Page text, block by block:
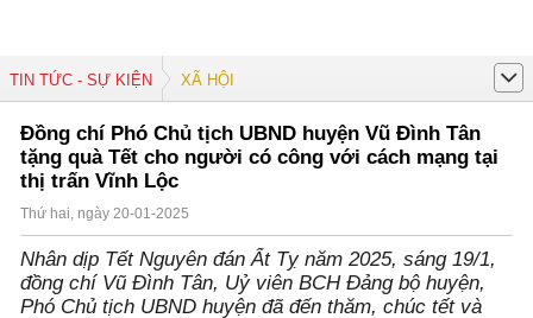
TIN TỨC - SỰ KIỆN XÃ HỘI
Đồng chí Phó Chủ tịch UBND huyện Vũ Đình Tân
tặng quà Tết cho người có công với cách mạng tại
thị trấn Vĩnh Lộc
Thứ hai, ngày 20-01-2025
Nhân dịp Tết Nguyên đán Ất Tỵ năm 2025, sáng 19/1,
đồng chí Vũ Đình Tân, Uỷ viên BCH Đảng bộ huyện,
Phó Chủ tịch UBND huyện đã đến thăm, chúc tết và